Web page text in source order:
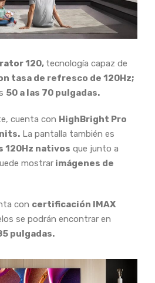
120, tecnología capaz de
tasa de refresco de 120Hz;
50 a las 70 pulgadas.
cuenta con HighBright Pro
La pantalla también es
120Hz nativos que junto a
mostrar imágenes de
con certificación IMAX
se podrán encontrar en
pulgadas.